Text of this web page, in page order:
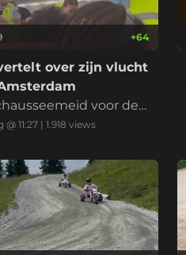
+64
over zijn vlucht
voor de
11:27 | 1.918 views